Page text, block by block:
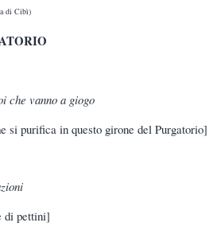
di Cibì)
che vanno a giogo
si purifica in questo girone del Purgatorio]
di pettini]